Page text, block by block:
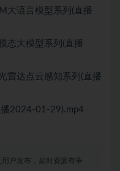
大语言模型系列(直播
态大模型系列(直播
雷达点云感知系列(直播
2024-01-29).mp4
户发布，如对资源有争